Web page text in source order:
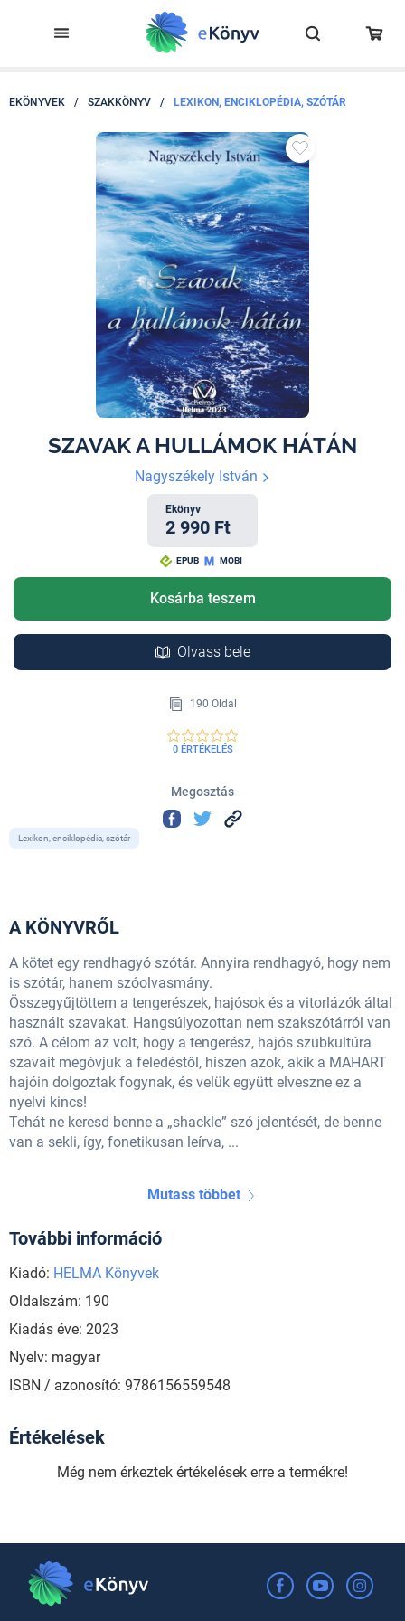
EKÖNYVEK / SZAKKÖNYV / LEXIKON, ENCIKLOPÉDIA, SZÓTÁR
SZAVAK A HULLÁMOK HÁTÁN
Nagyszékely István
Ekönyv
2 990 Ft
EPUB MOBI
Kosárba teszem
Olvass bele
190 Oldal
0 ÉRTÉKELÉS
Megosztás
Lexikon, enciklopédia, szótár
A KÖNYVRŐL
A kötet egy rendhagyó szótár. Annyira rendhagyó, hogy nem
is szótár, hanem szóolvasmány.
Összegyűjtöttem a tengerészek, hajósok és a vitorlázók által
használt szavakat. Hangsúlyozottan nem szakszótárról van
szó. A célom az volt, hogy a tengerész, hajós szubkultúra
szavait megóvjuk a feledéstől, hiszen azok, akik a MAHART
hajóin dolgoztak fogynak, és velük együtt elveszne ez a
nyelvi kincs!
Tehát ne keresd benne a „shackle” szó jelentését, de benne
van a sekli, így, fonetikusan leírva, ...
Mutass többet
További információ
Kiadó: HELMA Könyvek
Oldalszám: 190
Kiadás éve: 2023
Nyelv: magyar
ISBN / azonosító: 9786156559548
Értékelések
Még nem érkeztek értékelések erre a termékre!